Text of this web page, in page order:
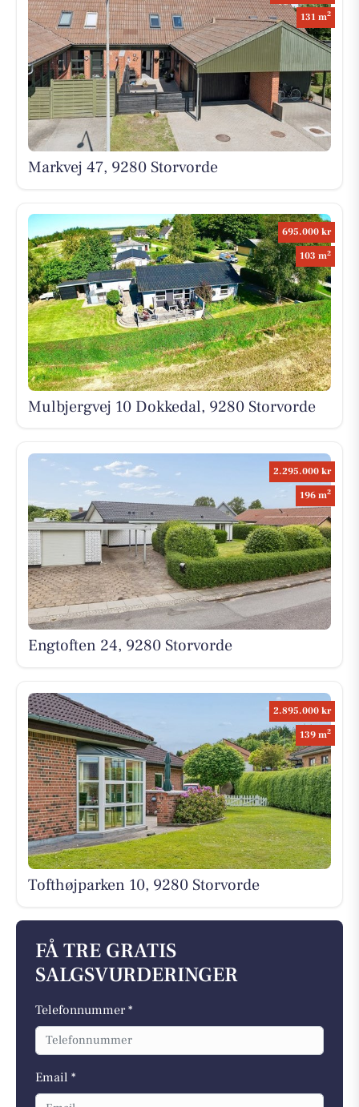
131 m2
Markvej 47, 9280 Storvorde
695.000 kr
103 m2
Mulbjergvej 10 Dokkedal, 9280 Storvorde
2.295.000 kr
196 m2
Engtoften 24, 9280 Storvorde
2.895.000 kr
139 m2
Tofthøjparken 10, 9280 Storvorde
FÅ TRE GRATIS
SALGSVURDERINGER
Telefonnummer *
Email *